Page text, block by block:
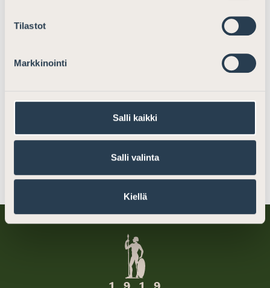
Tilastot
Markkinointi
Salli kaikki
Salli valinta
Kiellä